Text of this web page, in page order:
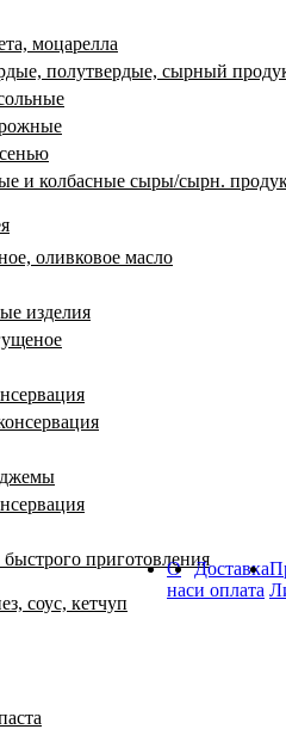
моцарелла
полутвердые, сырный
и колбасные сыры/сырн.
оливковое масло
изделия
приготовления
соус, кетчуп
О
нас
Доставка
и оплата